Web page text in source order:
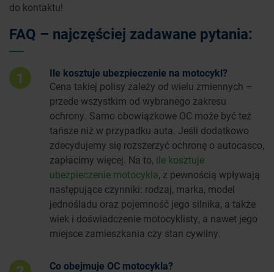
do kontaktu!
FAQ – najczęściej zadawane pytania:
1
Ile kosztuje ubezpieczenie na motocykl?
Cena takiej polisy zależy od wielu zmiennych –
przede wszystkim od wybranego zakresu
ochrony. Samo obowiązkowe OC może być też
tańsze niż w przypadku auta. Jeśli dodatkowo
zdecydujemy się rozszerzyć ochronę o autocasco,
zapłacimy więcej. Na to, ile kosztuje
ubezpieczenie motocykla, z pewnością wpływają
następujące czynniki: rodzaj, marka, model
jednośladu oraz pojemność jego silnika, a także
wiek i doświadczenie motocyklisty, a nawet jego
miejsce zamieszkania czy stan cywilny.
Co obejmuje OC motocykla?